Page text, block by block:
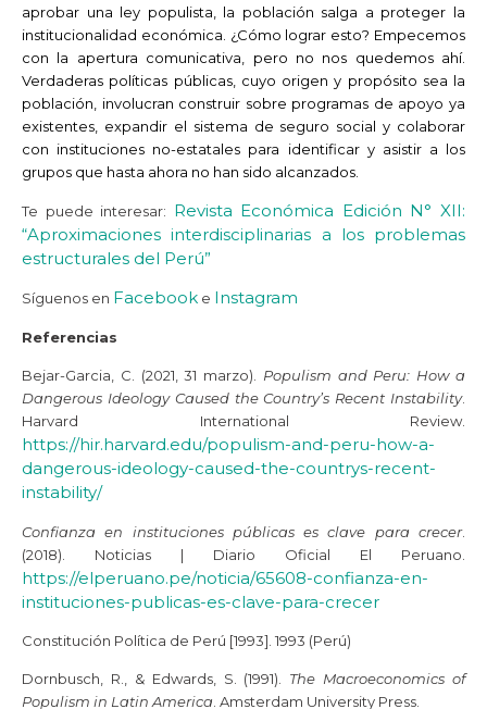
aprobar una ley populista, la población salga a proteger la
institucionalidad económica. ¿Cómo lograr esto? Empecemos
con la apertura comunicativa, pero no nos quedemos ahí.
Verdaderas políticas públicas, cuyo origen y propósito sea la
población, involucran construir sobre programas de apoyo ya
existentes, expandir el sistema de seguro social y colaborar
con instituciones no-estatales para identificar y asistir a los
grupos que hasta ahora no han sido alcanzados.
Te puede interesar: Revista Económica Edición N° XII:
“Aproximaciones interdisciplinarias a los problemas
estructurales del Perú”
Síguenos en Facebook e Instagram
Referencias
Bejar-Garcia, C. (2021, 31 marzo). Populism and Peru: How a
Dangerous Ideology Caused the Country’s Recent Instability.
Harvard International Review.
https://hir.harvard.edu/populism-and-peru-how-a-
dangerous-ideology-caused-the-countrys-recent-
instability/
Confianza en instituciones públicas es clave para crecer.
(2018). Noticias | Diario Oficial El Peruano.
https://elperuano.pe/noticia/65608-confianza-en-
instituciones-publicas-es-clave-para-crecer
Constitución Política de Perú [1993]. 1993 (Perú)
Dornbusch, R., & Edwards, S. (1991). The Macroeconomics of
Populism in Latin America. Amsterdam University Press.